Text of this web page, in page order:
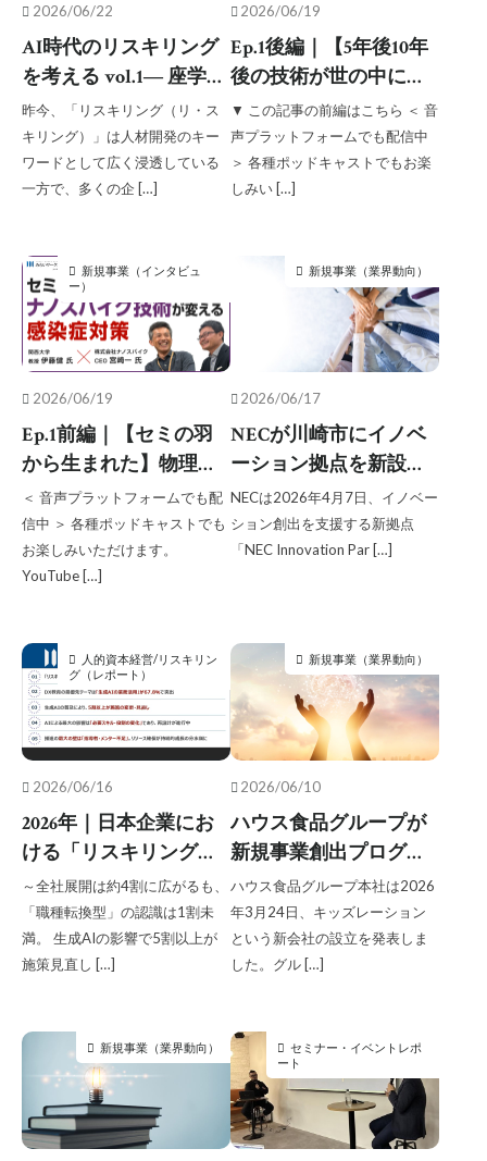
2026/06/22
AI時代のリスキリング
を考える vol.1― 座学を
超えた、実践の学び ―
昨今、「リスキリング（リ・ス
キリング）」は人材開発のキー
ワードとして広く浸透している
一方で、多くの企 […]
2026/06/19
Ep.1後編｜【5年後10年
後の技術が世の中に出
るには】息の長いスタ
ートアップを目指す戦
略
▼ この記事の前編はこちら ＜ 音
声プラットフォームでも配信中
＞ 各種ポッドキャストでもお楽
しみい […]
新規事業（インタビュ
ー）
2026/06/19
Ep.1前編｜【セミの羽
から生まれた】物理的
に菌を殺すナノスパイ
ク技術が変える感染症
対策
＜ 音声プラットフォームでも配
信中 ＞ 各種ポッドキャストでも
お楽しみいただけます。
YouTube […]
新規事業（業界動向）
2026/06/17
NECが川崎市にイノベ
ーション拠点を新設、
多様な人材との交流促
し新たな価値創出を目
指す
NECは2026年4月7日、イノベー
ション創出を支援する新拠点
「NEC Innovation Par […]
人的資本経営/リスキリン
グ（レポート）
2026/06/16
2026年｜日本企業にお
ける「リスキリングの
認識とAI影響に関する
実態」を調査
～全社展開は約4割に広がるも、
「職種転換型」の認識は1割未
満。 生成AIの影響で5割以上が
施策見直し […]
新規事業（業界動向）
2026/06/10
ハウス食品グループが
新規事業創出プログラ
ムで生まれた事業を本
格始動、新会社設立で
事業拡大を目指す
ハウス食品グループ本社は2026
年3月24日、キッズレーション
という新会社の設立を発表しま
した。グル […]
新規事業（業界動向）
セミナー・イベントレポ
ート